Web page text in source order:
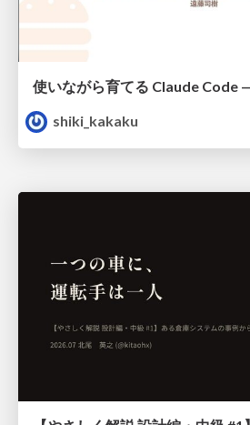
shiki_kakaku